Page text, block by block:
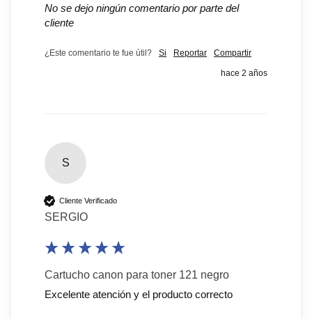
No se dejo ningún comentario por parte del
cliente
¿Este comentario te fue útil? Si Reportar Compartir
hace 2 años
S
Cliente Verificado
SERGIO
Cartucho canon para toner 121 negro
Excelente atención y el producto correcto